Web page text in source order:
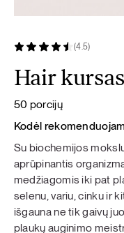
(4.5)
Hair kursas
50 porcijų
Kodėl
Su biochemijos
aprūpinantis
medžiagomis iki pat
selenu, variu, cinku ir
išgauna ne tik gaivų
plaukų auginimo